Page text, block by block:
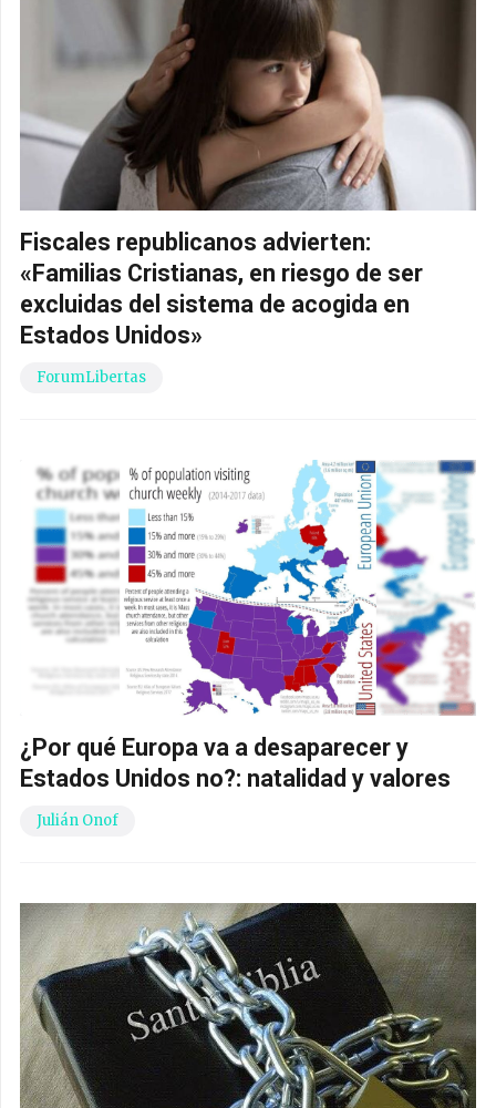
Fiscales republicanos advierten:
«Familias Cristianas, en riesgo de ser
excluidas del sistema de acogida en
Estados Unidos»
ForumLibertas
¿Por qué Europa va a desaparecer y
Estados Unidos no?: natalidad y valores
Julián Onof